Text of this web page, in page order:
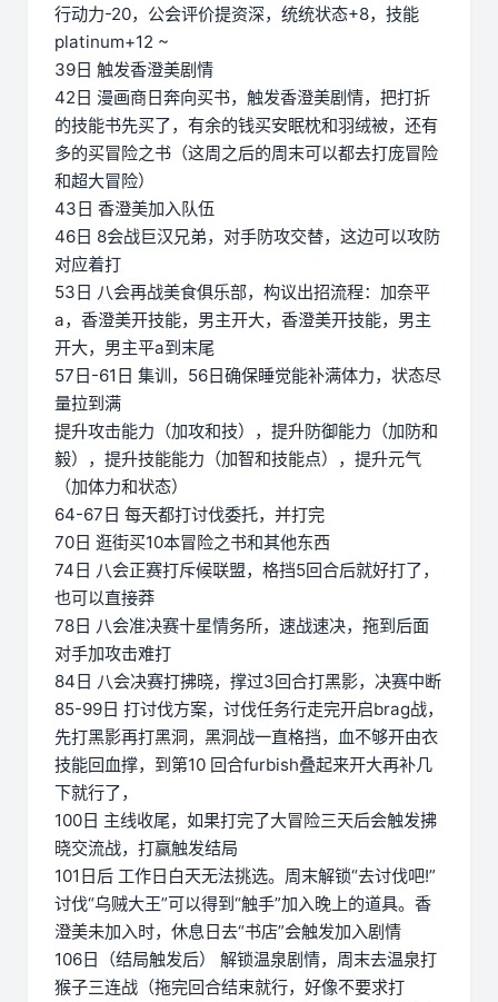
行动力-20，公会评价提资深，统统状态+8，技能
platinum+12 ~
39日 触发香澄美剧情
42日 漫画商日奔向买书，触发香澄美剧情，把打折
的技能书先买了，有余的钱买安眠枕和羽绒被，还有
多的买冒险之书（这周之后的周末可以都去打庞冒险
和超大冒险）
43日 香澄美加入队伍
46日 8会战巨汉兄弟，对手防攻交替，这边可以攻防
对应着打
53日 八会再战美食俱乐部，构议出招流程：加奈平
a，香澄美开技能，男主开大，香澄美开技能，男主
开大，男主平a到末尾
57日-61日 集训，56日确保睡觉能补满体力，状态尽
量拉到满
提升攻击能力（加攻和技），提升防御能力（加防和
毅），提升技能能力（加智和技能点），提升元气
（加体力和状态）
64-67日 每天都打讨伐委托，并打完
70日 逛街买10本冒险之书和其他东西
74日 八会正赛打斥候联盟，格挡5回合后就好打了，
也可以直接莽
78日 八会准决赛十星情务所，速战速决，拖到后面
对手加攻击难打
84日 八会决赛打拂晓，撑过3回合打黑影，决赛中断
85-99日 打讨伐方案，讨伐任务行走完开启brag战，
先打黑影再打黑洞，黑洞战一直格挡，血不够开由衣
技能回血撑，到第10 回合furbish叠起来开大再补几
下就行了，
100日 主线收尾，如果打完了大冒险三天后会触发拂
晓交流战，打赢触发结局
101日后 工作日白天无法挑选。周末解锁“去讨伐吧!”
讨伐“乌贼大王”可以得到“触手”加入晚上的道具。香
澄美未加入时，休息日去“书店”会触发加入剧情
106日（结局触发后） 解锁温泉剧情，周末去温泉打
猴子三连战（拖完回合结束就行，好像不要求打